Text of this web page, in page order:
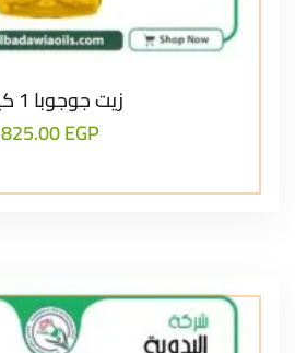
زيت جوجوبا 1 كيلو
825.00EGP